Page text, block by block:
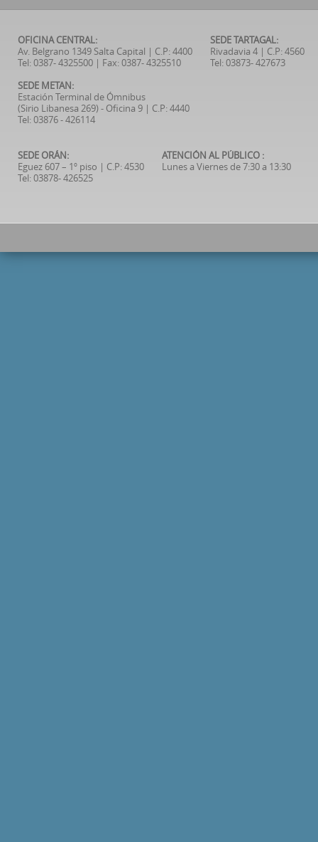
OFICINA CENTRAL:
Av. Belgrano 1349 Salta Capital | C.P: 4400
Tel: 0387- 4325500 | Fax: 0387- 4325510
SEDE METAN:
Estación Terminal de Ómnibus
(Sirio Libanesa 269) - Oficina 9 | C.P: 4440
Tel: 03876 - 426114
SEDE TARTAGAL:
Rivadavia 4 | C.P: 4560
Tel: 03873- 427673
SEDE ORÁN:
Eguez 607 – 1º piso | C.P: 4530
Tel: 03878- 426525
ATENCIÓN AL PÚBLICO :
Lunes a Viernes de 7:30 a 13:30